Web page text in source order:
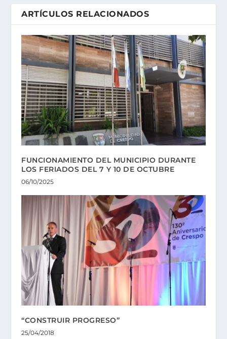
ARTÍCULOS RELACIONADOS
FUNCIONAMIENTO DEL MUNICIPIO DURANTE
LOS FERIADOS DEL 7 Y 10 DE OCTUBRE
06/10/2025
“CONSTRUIR PROGRESO”
25/04/2018